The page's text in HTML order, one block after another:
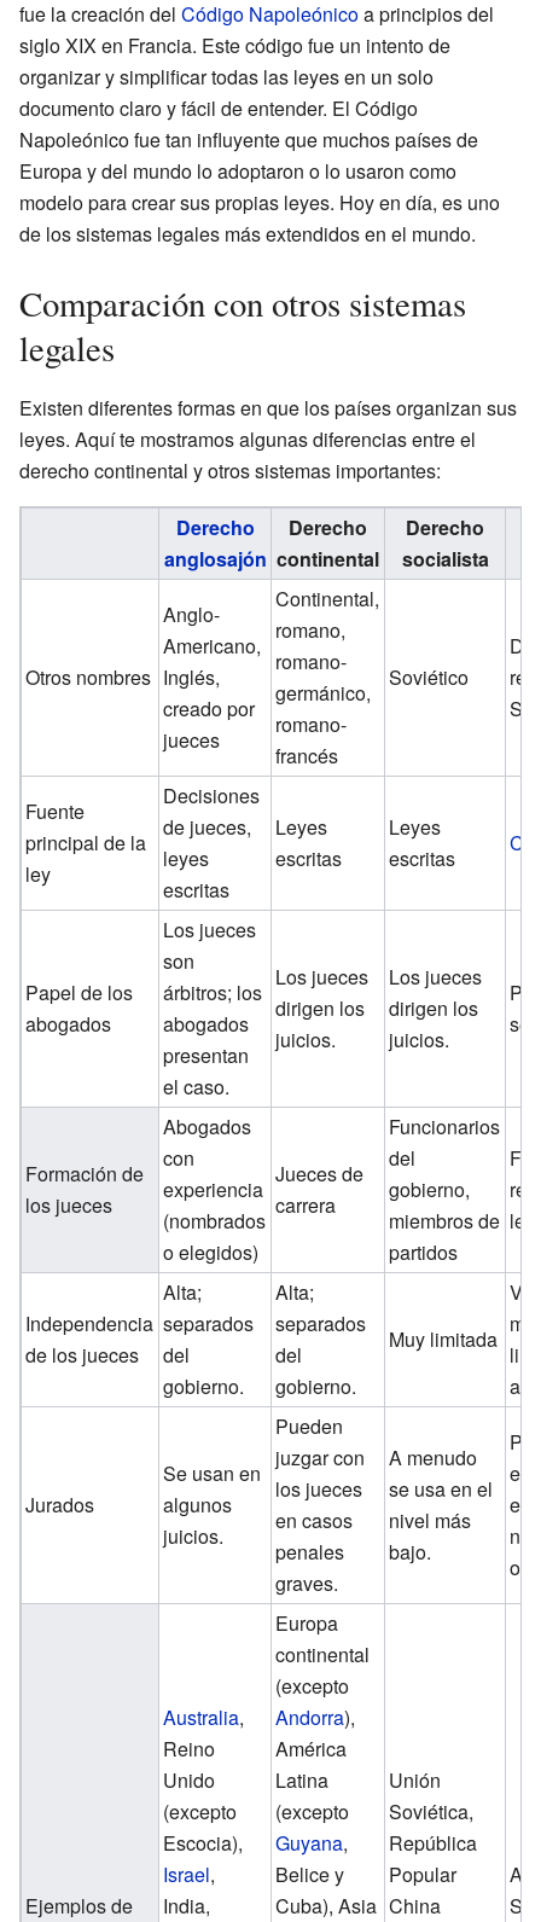
fue la creación del Código Napoleónicoa principios del
siglo XIX en Francia. Este código fue un intento de
organizar y simplificar todas las leyes en un solo
documento claro y fácil de entender. El Código
Napoleónico fue tan influyente que muchos países de
Europa y del mundo lo adoptaron o lo usaron como
modelo para crear sus propias leyes. Hoy en día, es uno
de los sistemas legales más extendidos en el mundo.
Comparación con otros sistemas
legales
Existen diferentes formas en que los países organizan sus
leyes. Aquí te mostramos algunas diferencias entre el
derecho continental y otros sistemas importantes:
Derecho
anglosajón
Derecho
continental
Derecho
socialista
Otros nombres
Anglo-
Americano,
Inglés,
creado por
jueces
Continental,
romano,
romano-
germánico,
romano-
francés
Soviético
Fuente
principal de la
ley
Decisiones
de jueces,
leyes
escritas
Leyes
escritas
Leyes
escritas
Papel de los
abogados
Los jueces
son
árbitros; los
abogados
presentan
el caso.
Los jueces
dirigen los
juicios.
Los jueces
dirigen los
juicios.
Formación de
los jueces
Abogados
con
experiencia
(nombrados
o elegidos)
Jueces de
carrera
Funcionarios
del
gobierno,
miembros de
partidos
Independencia
de los jueces
Alta;
separados
del
gobierno.
Alta;
separados
del
gobierno.
Muy limitada
alta
Jurados
Se usan en
algunos
juicios.
Pueden
juzgar con
los jueces
en casos
penales
graves.
A menudo
se usa en el
nivel más
bajo.
en
no
Ejemplos de
Australia,
Reino
Unido
(excepto
Escocia),
Israel,
India,
Europa
continental
(excepto
Andorra),
América
Latina
(excepto
Guyana,
Belice y
Cuba), Asia
Unión
Soviética,
República
Popular
China